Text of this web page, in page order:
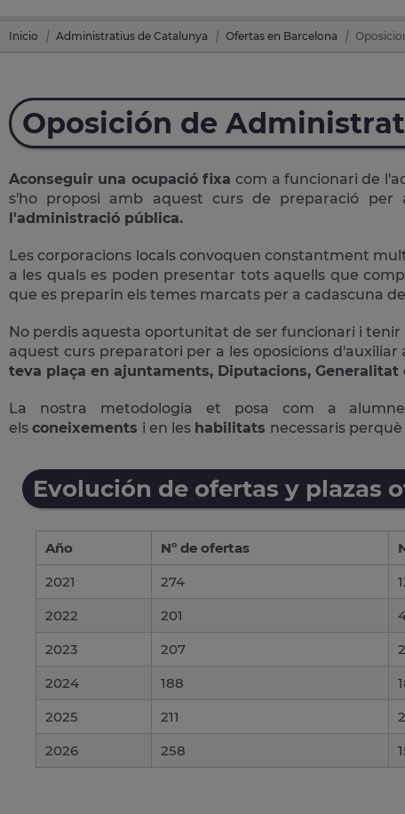
Inicio Administratius de Catalunya Ofertas en Barcelona
Oposición de
Aconseguir una ocupació fixacom a funcionari de
s'ho proposi amb aquest curs de preparació
l'administració pública.
Les corporacions locals convoquen constantment
a les quals es poden presentar tots aquells que
que es preparin els temes marcats per a cadascuna
No perdis aquesta oportunitat de ser funcionari i
aquest curs preparatori per a les oposicions
teva plaça en ajuntaments, Diputacions,
La nostra metodologia et posa com a
els coneixements i en les habilitats necessaris
Evolución de ofertas y plazas
Año Nº de ofertas
2021
274
2022
201
2023
207
2024
188
2025
211
2026
258